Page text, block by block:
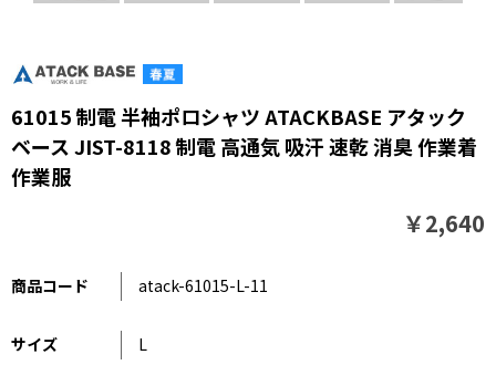
61015 制電 半袖ポロシャツ ATACKBASE アタック
ベース JIST-8118 制電 高通気 吸汗 速乾 消臭 作業着
作業服
￥2,640
商品コード atack-61015-L-11
サイズ L